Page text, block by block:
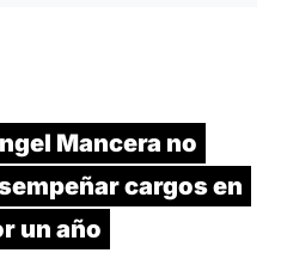
Mancera no
cargos en
un año